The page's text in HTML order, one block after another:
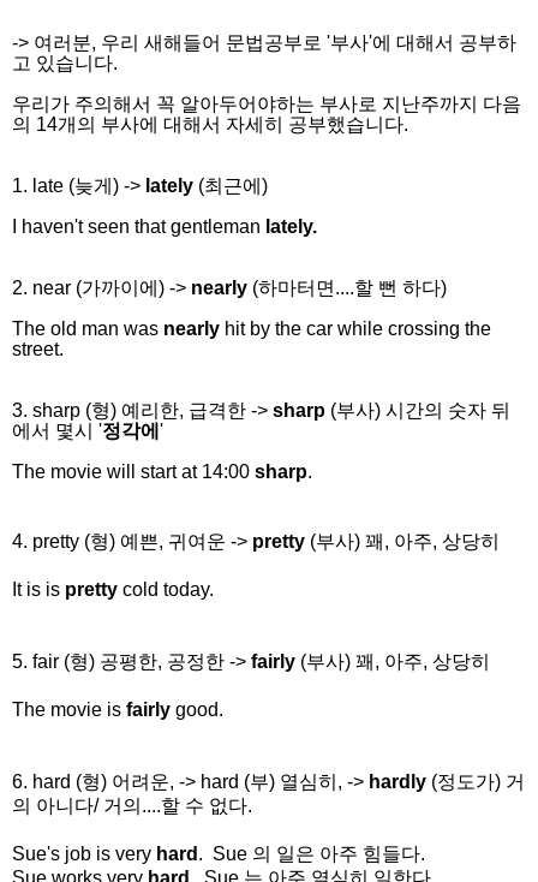
-> 여러분, 우리 새해들어 문법공부로 '부사'에 대해서 공부하
고 있습니다.
우리가 주의해서 꼭 알아두어야하는 부사로 지난주까지 다음
의 14개의 부사에 대해서 자세히 공부했습니다.
1. late (늦게) -> lately (최근에)
I haven't seen that gentleman lately.
2. near (가까이에) -> nearly (하마터면....할 뻔 하다)
The old man was nearly hit by the car while crossing the
street.
3. sharp (형) 예리한, 급격한 -> sharp (부사) 시간의 숫자 뒤
에서 몇시 '정각에 '
The movie will start at 14:00 sharp.
4. pretty (형) 예쁜, 귀여운 -> pretty (부사) 꽤, 아주, 상당히
It is is pretty cold today.
5. fair (형) 공평한, 공정한 -> fairly (부사) 꽤, 아주, 상당히
The movie is fairly good.
6. hard (형) 어려운, -> hard (부) 열심히, -> hardly (정도가) 거
의 아니다/ 거의....할 수 없다.
Sue's job is very hard . Sue 의 일은 아주 힘들다.
Sue works very hard . Sue 는 아주 열심히 일한다.